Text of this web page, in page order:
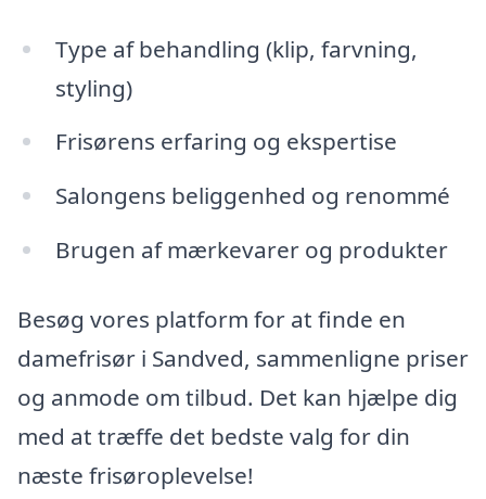
Type af behandling (klip, farvning,
styling)
Frisørens erfaring og ekspertise
Salongens beliggenhed og renommé
Brugen af mærkevarer og produkter
Besøg vores platform for at finde en
damefrisør i Sandved, sammenligne priser
og anmode om tilbud. Det kan hjælpe dig
med at træffe det bedste valg for din
næste frisøroplevelse!